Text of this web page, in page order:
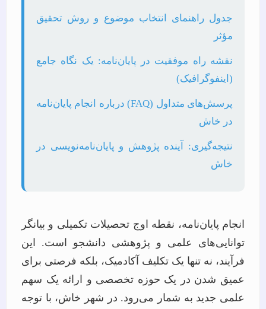
جدول راهنمای انتخاب موضوع و روش تحقیق
مؤثر
نقشه راه موفقیت در پایان‌نامه: یک نگاه جامع
(اینفوگرافیک)
پرسش‌های متداول (FAQ) درباره انجام پایان‌نامه
در خاش
نتیجه‌گیری: آینده پژوهش و پایان‌نامه‌نویسی در
خاش
انجام پایان‌نامه، نقطه اوج تحصیلات تکمیلی و بیانگر
توانایی‌های علمی و پژوهشی دانشجو است. این
فرآیند، نه تنها یک تکلیف آکادمیک، بلکه فرصتی برای
عمیق شدن در یک حوزه تخصصی و ارائه یک سهم
علمی جدید به شمار می‌رود. در شهر خاش، با توجه